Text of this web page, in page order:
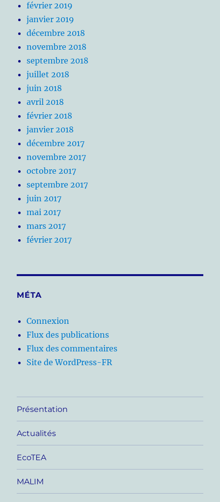
février 2019
janvier 2019
décembre 2018
novembre 2018
septembre 2018
juillet 2018
juin 2018
avril 2018
février 2018
janvier 2018
décembre 2017
novembre 2017
octobre 2017
septembre 2017
juin 2017
mai 2017
mars 2017
février 2017
MÉTA
Connexion
Flux des publications
Flux des commentaires
Site de WordPress-FR
Présentation
Actualités
EcoTEA
MALIM